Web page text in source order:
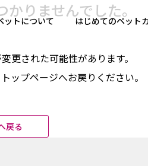
ットについて はじめてのペット
かりませんでした。
更された可能性があります。
ップページへお戻りください。
戻る